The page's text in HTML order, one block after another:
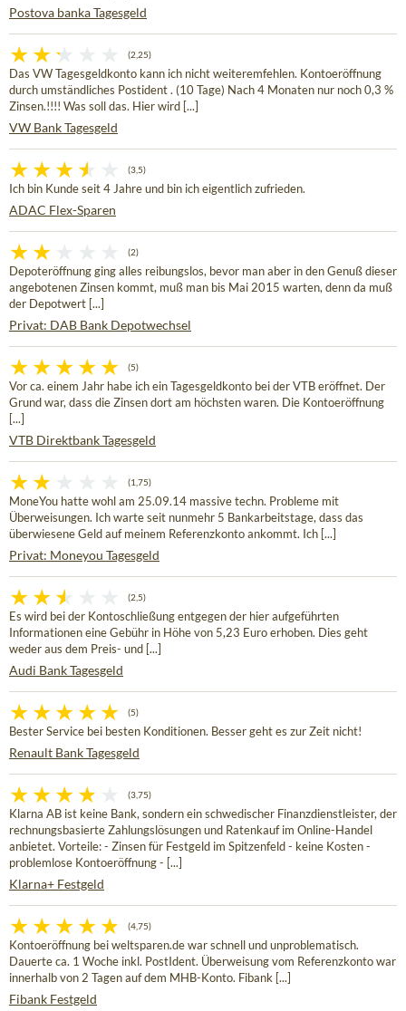
Postova banka Tagesgeld
(2,25)
Das VW Tagesgeldkonto kann ich nicht weiteremfehlen. Kontoeröffnung
durch umständliches Postident . (10 Tage) Nach 4 Monaten nur noch 0,3 %
Zinsen.!!!! Was soll das. Hier wird [...]
VW Bank Tagesgeld
(3,5)
Ich bin Kunde seit 4 Jahre und bin ich eigentlich zufrieden.
ADAC Flex-Sparen
(2)
Depoteröffnung ging alles reibungslos, bevor man aber in den Genuß dieser
angebotenen Zinsen kommt, muß man bis Mai 2015 warten, denn da muß
der Depotwert [...]
Privat: DAB Bank Depotwechsel
(5)
Vor ca. einem Jahr habe ich ein Tagesgeldkonto bei der VTB eröffnet. Der
Grund war, dass die Zinsen dort am höchsten waren. Die Kontoeröffnung
[...]
VTB Direktbank Tagesgeld
(1,75)
MoneYou hatte wohl am 25.09.14 massive techn. Probleme mit
Überweisungen. Ich warte seit nunmehr 5 Bankarbeitstage, dass das
überwiesene Geld auf meinem Referenzkonto ankommt. Ich [...]
Privat: Moneyou Tagesgeld
(2,5)
Es wird bei der Kontoschließung entgegen der hier aufgeführten
Informationen eine Gebühr in Höhe von 5,23 Euro erhoben. Dies geht
weder aus dem Preis- und [...]
Audi Bank Tagesgeld
(5)
Bester Service bei besten Konditionen. Besser geht es zur Zeit nicht!
Renault Bank Tagesgeld
(3,75)
Klarna AB ist keine Bank, sondern ein schwedischer Finanzdienstleister, der
rechnungsbasierte Zahlungslösungen und Ratenkauf im Online-Handel
anbietet. Vorteile: - Zinsen für Festgeld im Spitzenfeld - keine Kosten -
problemlose Kontoeröffnung - [...]
Klarna+ Festgeld
(4,75)
Kontoeröffnung bei weltsparen.de war schnell und unproblematisch.
Dauerte ca. 1 Woche inkl. PostIdent. Überweisung vom Referenzkonto war
innerhalb von 2 Tagen auf dem MHB-Konto. Fibank [...]
Fibank Festgeld